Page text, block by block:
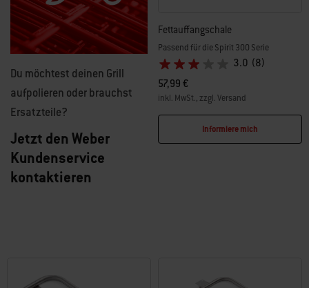
Du möchtest deinen Grill
aufpolieren oder brauchst
Ersatzteile?
Jetzt den Weber
Kundenservice
kontaktieren
Fettauffangschale
Passend für die Spirit 300 Serie
3.0 (8)
57,99 €
inkl. MwSt., zzgl. Versand
Color Options
Informiere mich